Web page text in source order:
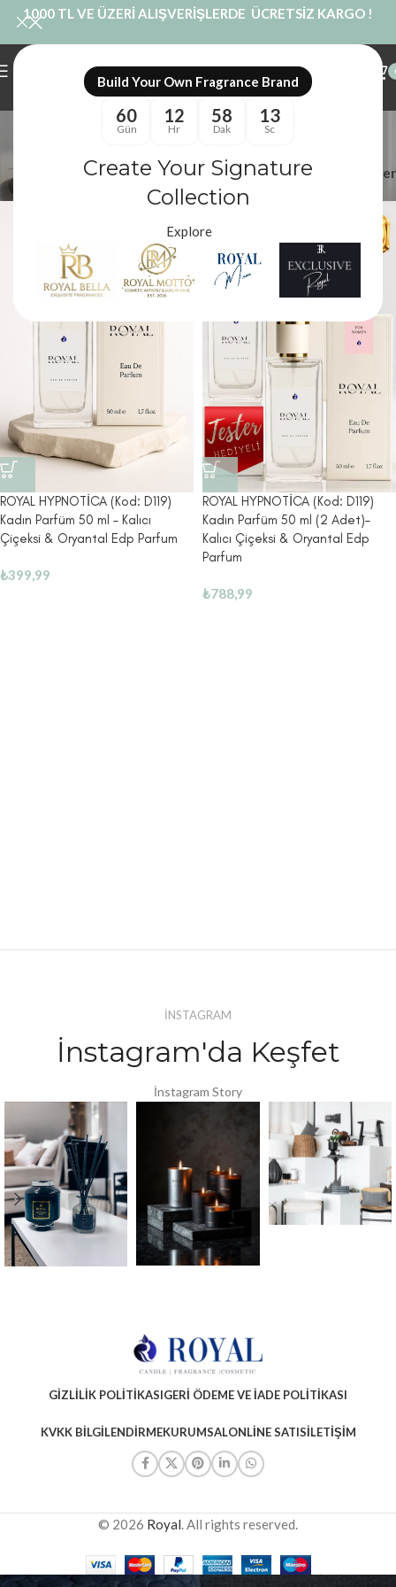
Build Your Own Fragrance Brand
60
Gün
12
Hr
58
Dak
12
Sc
Create Your Signature
Collection
Explore
1000 TL VE ÜZERİ ALIŞVERİŞLERDE ÜCRETSİZ KARGO !
dior eşdeğeri
Royal Mum
Ürünler “dior eşdeğeri” olarak etiketlendi Filtreler
ROYAL HYPNOTİCA (Kod: D119)
Kadın Parfüm 50 ml – Kalıcı
Çiçeksi & Oryantal Edp Parfum
₺399,99
ROYAL HYPNOTİCA (Kod: D119)
Kadın Parfüm 50 ml (2 Adet)–
Kalıcı Çiçeksi & Oryantal Edp
Parfum
₺788,99
İNSTAGRAM
İnstagram'da Keşfet
İnstagram Story
GIZLILIK POLITIKASIGERI ÖDEME VE İADE POLITIKASI
KVKK BILGILENDIRMEKURUMSALONLINE SATISİLETIŞIM
© 2026 Royal. All rights reserved.